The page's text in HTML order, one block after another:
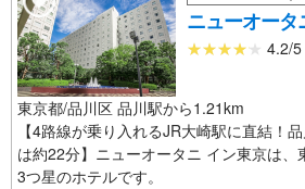
ニューオータ
4.2/
東京都/品川区 品川駅から1.21km
【4路線が乗り入れるJR大崎駅に直結！
は約22分】ニューオータニ イン東京は、
3つ星のホテルです。